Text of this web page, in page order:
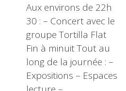
Aux environs de 22h
30 : – Concert avec le
groupe Tortilla Flat
Fin à minuit Tout au
long de la journée : –
Expositions – Espaces